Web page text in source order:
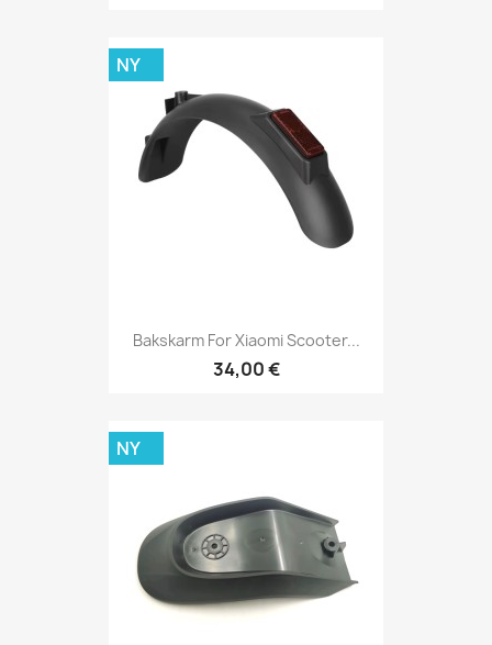
Bakskarm For Xiaomi Scooter...
34,00 €
NY
NY